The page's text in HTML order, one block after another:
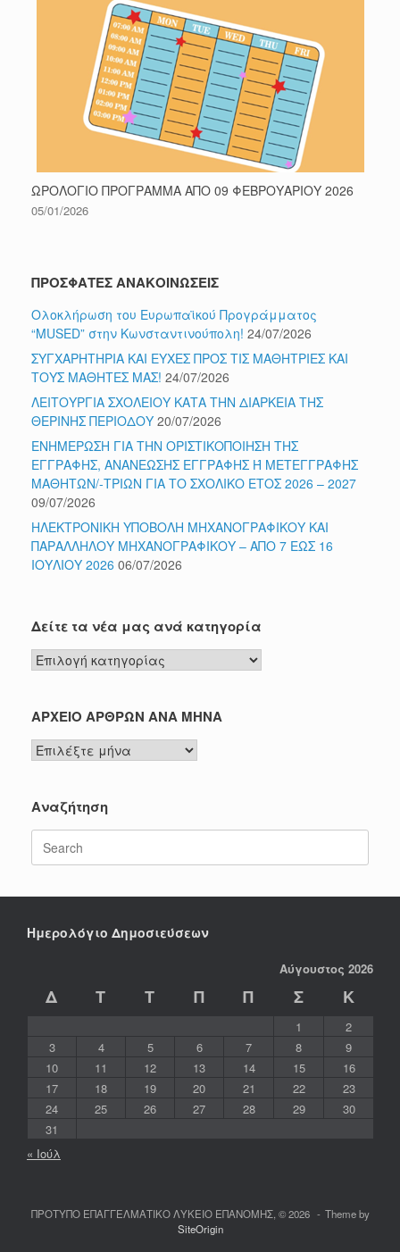
ΩΡΟΛΟΓΙΟ ΠΡΟΓΡΑΜΜΑ ΑΠΟ 09 ΦΕΒΡΟΥΑΡΙΟΥ 2026
05/01/2026
ΠΡΟΣΦΑΤΕΣ ΑΝΑΚΟΙΝΩΣΕΙΣ
Ολοκλήρωση του Ευρωπαϊκού Προγράμματος
“MUSED” στην Κωνσταντινούπολη! 24/07/2026
ΣΥΓΧΑΡΗΤΗΡΙΑ ΚΑΙ ΕΥΧΕΣ ΠΡΟΣ ΤΙΣ ΜΑΘΗΤΡΙΕΣ ΚΑΙ
ΤΟΥΣ ΜΑΘΗΤΕΣ ΜΑΣ! 24/07/2026
ΛΕΙΤΟΥΡΓΙΑ ΣΧΟΛΕΙΟΥ ΚΑΤΑ ΤΗΝ ΔΙΑΡΚΕΙΑ ΤΗΣ
ΘΕΡΙΝΗΣ ΠΕΡΙΟΔΟΥ 20/07/2026
ΕΝΗΜΕΡΩΣΗ ΓΙΑ ΤΗΝ ΟΡΙΣΤΙΚΟΠΟΙΗΣΗ ΤΗΣ
ΕΓΓΡΑΦΗΣ, ΑΝΑΝΕΩΣΗΣ ΕΓΓΡΑΦΗΣ Ή ΜΕΤΕΓΓΡΑΦΗΣ
ΜΑΘΗΤΩΝ/-ΤΡΙΩΝ ΓΙΑ ΤΟ ΣΧΟΛΙΚΟ ΕΤΟΣ 2026 – 2027
09/07/2026
ΗΛΕΚΤΡΟΝΙΚΗ ΥΠΟΒΟΛΗ ΜΗΧΑΝΟΓΡΑΦΙΚΟΥ ΚΑΙ
ΠΑΡΑΛΛΗΛΟΥ ΜΗΧΑΝΟΓΡΑΦΙΚΟΥ – ΑΠΟ 7 ΕΩΣ 16
ΙΟΥΛΙΟΥ 2026 06/07/2026
Δείτε τα νέα μας ανά κατηγορία
Δείτε
τα
μας
κατηγορία
ΑΡΧΕΙΟ ΑΡΘΡΩΝ ΑΝΑ ΜΗΝΑ
ΑΡΧΕΙΟ
ΑΡΘΡΩΝ
ΜΗΝΑ
Αναζήτηση
for:
Ημερολόγιο Δημοσιεύσεων
Αύγουστος 2026
Δ Τ Τ Π Π Σ Κ
1
2
3
4 5 6 7 8
9
10
11 12 13 14 15
16
17
18 19 20 21 22
23
24
25 26 27 28 29
30
31
« Ιούλ
ΠΡΟΤΥΠΟ ΕΠΑΓΓΕΛΜΑΤΙΚΟ ΛΥΚΕΙΟ ΕΠΑΝΟΜΗΣ, © 2026
Theme by
SiteOrigin